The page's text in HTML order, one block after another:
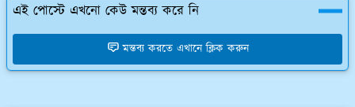
এই পোস্টে এখনো কেউ মন্তব্য করে নি
মন্তব্য করতে এখানে ক্লিক করুন